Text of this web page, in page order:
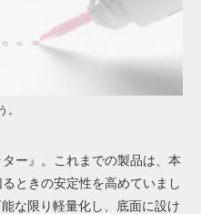
。
ー』。これまでの製品は、本
ときの安定性を高めていまし
な限り軽量化し、底面に設け